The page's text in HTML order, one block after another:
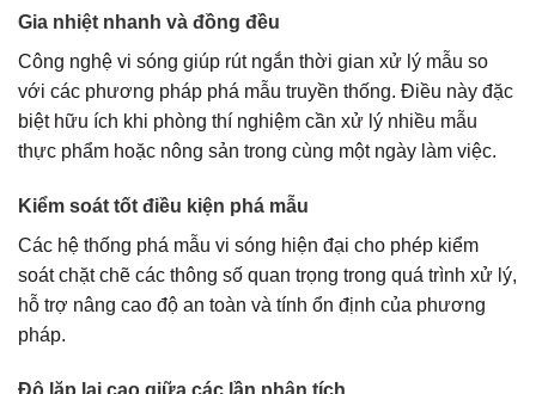
Gia nhiệt nhanh và đồng đều
Công nghệ vi sóng giúp rút ngắn thời gian xử lý mẫu so
với các phương pháp phá mẫu truyền thống. Điều này đặc
biệt hữu ích khi phòng thí nghiệm cần xử lý nhiều mẫu
thực phẩm hoặc nông sản trong cùng một ngày làm việc.
Kiểm soát tốt điều kiện phá mẫu
Các hệ thống phá mẫu vi sóng hiện đại cho phép kiểm
soát chặt chẽ các thông số quan trọng trong quá trình xử lý,
hỗ trợ nâng cao độ an toàn và tính ổn định của phương
pháp.
Độ lặp lại cao giữa các lần phân tích